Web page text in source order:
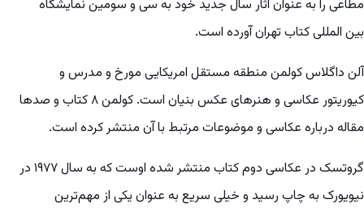
مطاعی را به عنوان آثار سال جدید خود به سی و سومین نمایشگاه
بین المللی کتاب تهران آورده است.
آلن داگلاس کولمن منطقه مستقل امریکایی مورخ و مدرس و
کیوریتور عکاسی و هنرهای عکس بنیان است. کولمن ۸ کتاب و صدها
مقاله درباره عکاسی و موضوعات مرتبط با آن منتشر کرده است.
گروتسک در عکاسی دوم کتاب منتشر شده اوست که به سال ۱۹۷۷ در
نیویورک به چاپ رسید و خیلی سریع به عنوان یکی از مهم‌ترین